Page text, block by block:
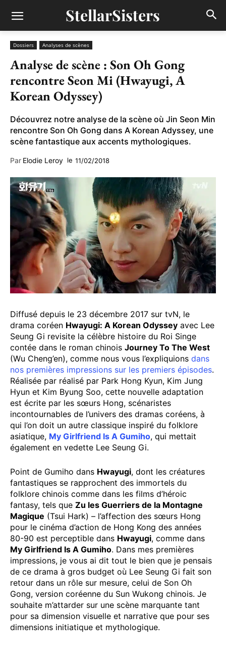
StellarSisters
Dossiers Analyses de scènes
Analyse de scène : Son Oh Gong
rencontre Seon Mi (Hwayugi, A
Korean Odyssey)
Découvrez notre analyse de la scène où Jin Seon Min
rencontre Son Oh Gong dans A Korean Adyssey, une
scène fantastique aux accents mythologiques.
Par Elodie Leroy le 11/02/2018
Diffusé depuis le 23 décembre 2017 sur tvN, le
drama coréen Hwayugi: A Korean Odyssey avec Lee
Seung Gi revisite la célèbre histoire du Roi Singe
contée dans le roman chinois Journey To The West
(Wu Cheng’en), comme nous vous l’expliquions dans
nos premières impressions sur les premiers épisodes.
Réalisée par réalisé par Park Hong Kyun, Kim Jung
Hyun et Kim Byung Soo, cette nouvelle adaptation
est écrite par les sœurs Hong, scénaristes
incontournables de l’univers des dramas coréens, à
qui l’on doit un autre classique inspiré du folklore
asiatique, My Girlfriend Is A Gumiho, qui mettait
également en vedette Lee Seung Gi.
Point de Gumiho dans Hwayugi, dont les créatures
fantastiques se rapprochent des immortels du
folklore chinois comme dans les films d’héroic
fantasy, tels que Zu les Guerriers de la Montagne
Magique (Tsui Hark) – l’affection des sœurs Hong
pour le cinéma d’action de Hong Kong des années
80-90 est perceptible dans Hwayugi, comme dans
My Girlfriend Is A Gumiho. Dans mes premières
impressions, je vous ai dit tout le bien que je pensais
de ce drama à gros budget où Lee Seung Gi fait son
retour dans un rôle sur mesure, celui de Son Oh
Gong, version coréenne du Sun Wukong chinois. Je
souhaite m’attarder sur une scène marquante tant
pour sa dimension visuelle et narrative que pour ses
dimensions initiatique et mythologique.